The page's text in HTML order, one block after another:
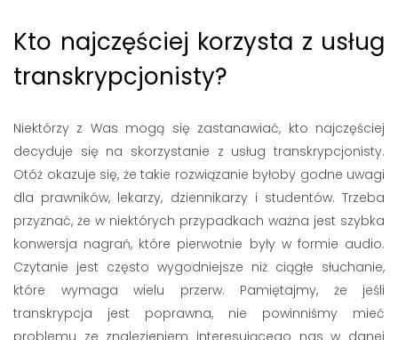
Kto najczęściej korzysta z usług
transkrypcjonisty?
Niektórzy z Was mogą się zastanawiać, kto najczęściej
decyduje się na skorzystanie z usług transkrypcjonisty.
Otóż ​​okazuje się, że takie rozwiązanie byłoby godne uwagi
dla prawników, lekarzy, dziennikarzy i studentów. Trzeba
przyznać, że w niektórych przypadkach ważna jest szybka
konwersja nagrań, które pierwotnie były w formie audio.
Czytanie jest często wygodniejsze niż ciągłe słuchanie,
które wymaga wielu przerw. Pamiętajmy, że jeśli
transkrypcja jest poprawna, nie powinniśmy mieć
problemu ze znalezieniem interesującego nas w danej